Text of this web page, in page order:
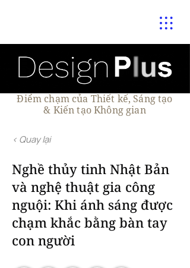
Điểm chạm của Thiết kế, Sáng tạo
& Kiến tạo Không gian
< Quay lại
Nghề thủy tinh Nhật Bản
và nghệ thuật gia công
nguội: Khi ánh sáng được
chạm khắc bằng bàn tay
con người